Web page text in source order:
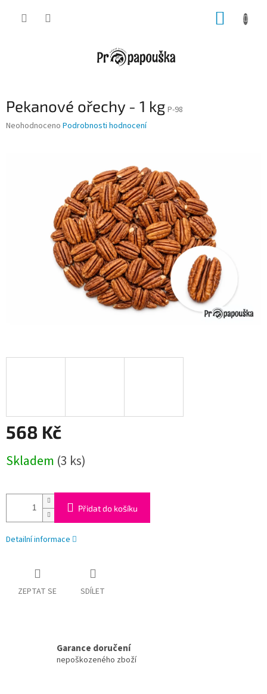
Pekanové ořechy - 1 kg P-98
Průměrné
Neohodnoceno Podrobnosti hodnocení
568 Kč
cena:
Skladem (3 ks)
Přidat do košíku
Detailní informace
ZEPTAT SE SDÍLET
Garance doručení
nepoškozeného zboží